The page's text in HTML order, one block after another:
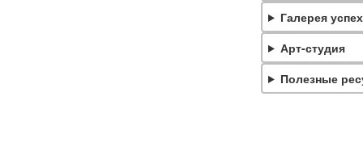
Галерея
Арт-студия
Полезные